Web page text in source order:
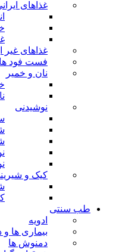
غذاهای
غذاهای غیر
فست فود ها
نان و خمیر
نوشیدنی
کیک و
طب سنتی
ادویه
بیماری ها و
دمنوش ها